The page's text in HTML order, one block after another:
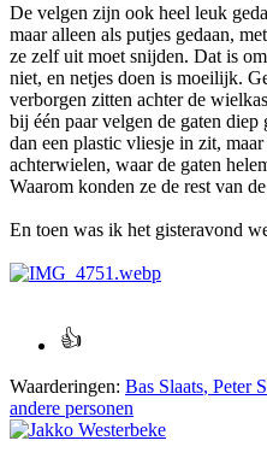
De velgen zijn ook heel leuk
maar alleen als putjes gedaan,
ze zelf uit moet snijden. Dat is
niet, en netjes doen is moeilijk.
verborgen zitten achter de
bij één paar velgen de gaten
dan een plastic vliesje in zit,
achterwielen, waar de gaten
Waarom konden ze de rest van
En toen was ik het gisteravond
Waarderingen: Bas Slaats, Peter
andere personen